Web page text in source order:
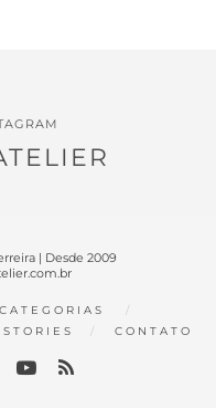
| Desde 2009
CATEGORIAS
CONTATO